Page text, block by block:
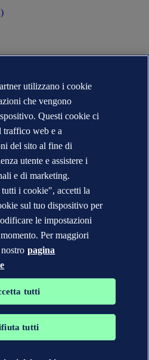
Sociali e Partite I.V.A.
Graphic e Det Norske
utilizzano i cookie
che vengono
Questi cookie ci
traffico web e a
del sito al fine di
utente e assistere i
e di marketing.
i cookie", accetti la
sul tuo dispositivo per
le impostazioni
Per maggiori
pagina
tutti
tutti